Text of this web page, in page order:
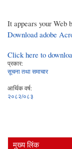
It appears your Web
Download adobe
Click here to
प्रकार:
सूचना तथा समाचार
आर्थिक वर्ष:
२०८२/०८३
मुख्य लिंक